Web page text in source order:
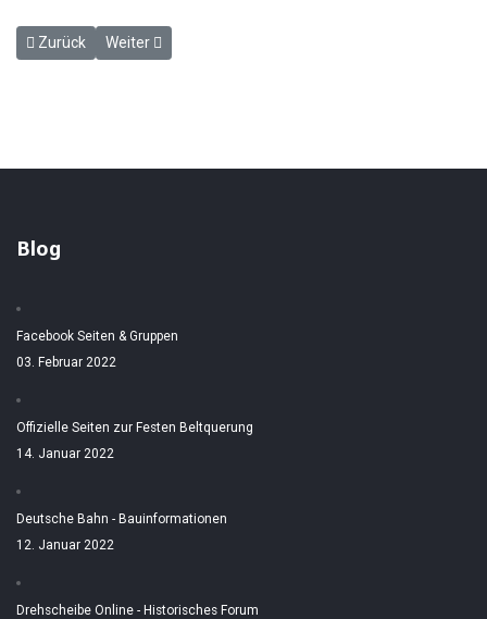
Vorheriger Beitrag: Zwei Kurswagen für Heiligenhafen - HP 8.5.1951
Zurück Nächster Beitrag: DB-Fährschiff wird gebaut - HP
Weiter
Blog
Facebook Seiten & Gruppen
03. Februar 2022
Offizielle Seiten zur Festen Beltquerung
14. Januar 2022
Deutsche Bahn - Bauinformationen
12. Januar 2022
Drehscheibe Online - Historisches Forum